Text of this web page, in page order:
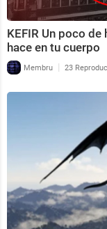
KEFIR Un poco
hace en tu cuerpo
Membru | 23